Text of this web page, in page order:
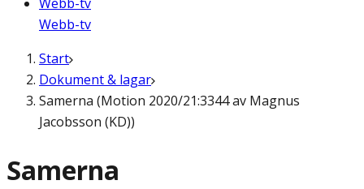
Webb-tv
Start
Dokument & lagar
Samerna (Motion 2020/21:3344 av Magnus
Jacobsson (KD))
Samerna